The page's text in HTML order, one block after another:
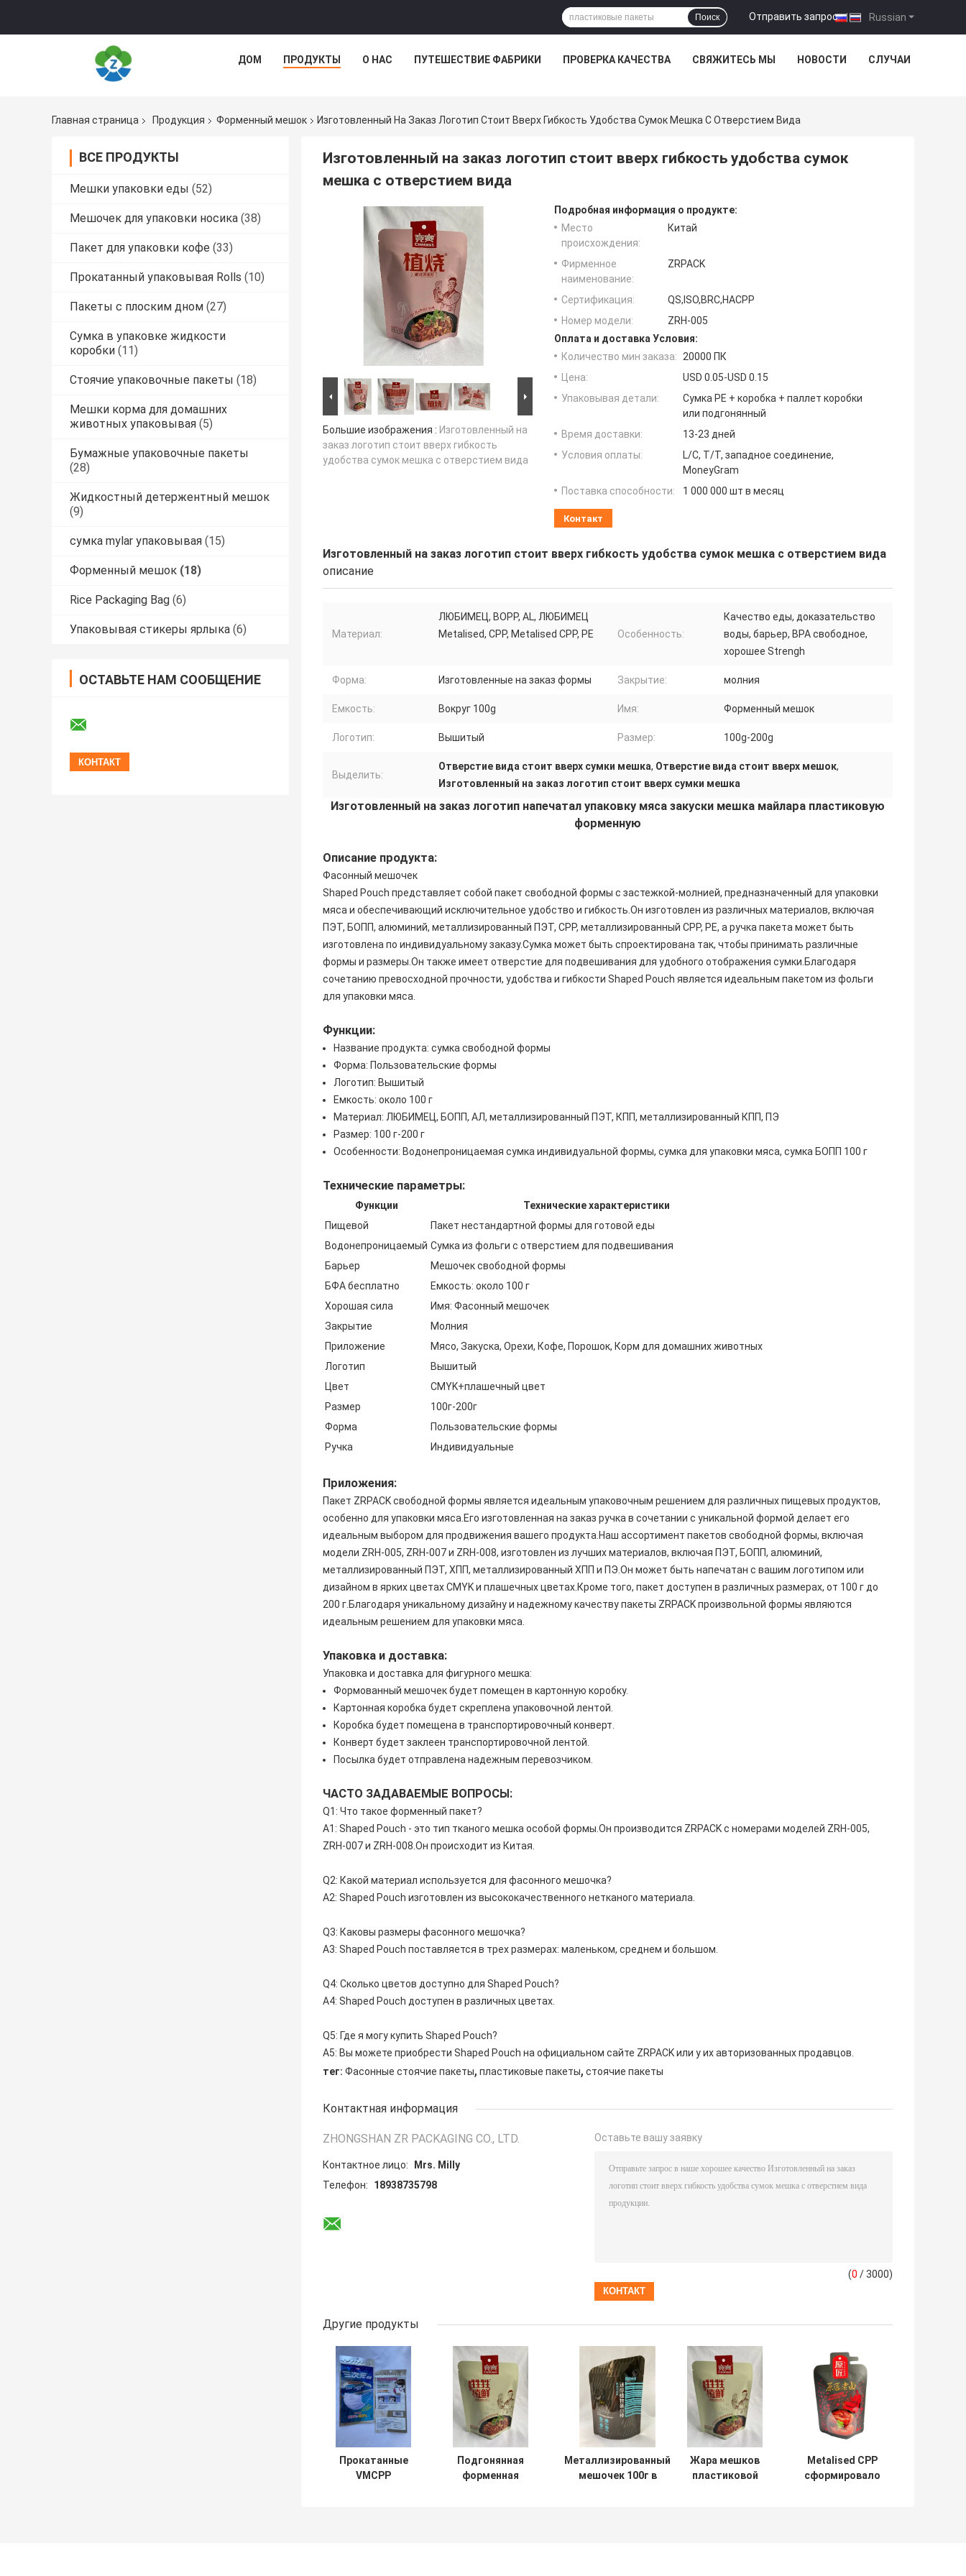
Russian
Отправить запрос |
Поиск
ДОМ ПРОДУКТЫ О НАС ПУТЕШЕСТВИЕ ФАБРИКИ ПРОВЕРКА КАЧЕСТВА СВЯЖИТЕСЬ МЫ НОВОСТИ СЛУЧАИ
Главная страница Продукция Форменный мешок Изготовленный На Заказ Логотип Стоит Вверх Гибкость Удобства Сумок Мешка С Отверстием Вида
ВСЕ ПРОДУКТЫ
Мешки упаковки еды (52)
Мешочек для упаковки носика (38)
Пакет для упаковки кофе (33)
Прокатанный упаковывая Rolls (10)
Пакеты с плоским дном (27)
Сумка в упаковке жидкости
коробки (11)
Стоячие упаковочные пакеты (18)
Мешки корма для домашних
животных упаковывая (5)
Бумажные упаковочные пакеты
(28)
Жидкостный детержентный мешок
(9)
сумка mylar упаковывая (15)
Форменный мешок (18)
Rice Packaging Bag (6)
Упаковывая стикеры ярлыка (6)
ОСТАВЬТЕ НАМ СООБЩЕНИЕ
Изготовленный на заказ логотип стоит вверх гибкость удобства сумок
мешка с отверстием вида
Большие изображения : Изготовленный на
заказ логотип стоит вверх гибкость
удобства сумок мешка с отверстием вида
Подробная информация о продукте:
Место
происхождения:
Китай
Фирменное
наименование:
ZRPACK
Сертификация:
QS,ISO,BRC,HACPP
Номер модели:
ZRH-005
Оплата и доставка Условия:
Количество мин заказа: 20000 ПК
Цена:
USD 0.05-USD 0.15
Упаковывая детали:
Сумка PE + коробка + паллет коробки
или подгонянный
Время доставки:
13-23 дней
Условия оплаты:
L/C, T/T, западное соединение,
MoneyGram
Поставка способности:
1 000 000 шт в месяц
Контакт
Изготовленный на заказ логотип стоит вверх гибкость удобства сумок мешка с отверстием вида
описание
Материал:
ЛЮБИМЕЦ, BOPP, AL, ЛЮБИМЕЦ
Metalised, CPP, Metalised CPP, PE
Особенность:
Качество еды, доказательство
воды, барьер, BPA свободное,
хорошее Strengh
Форма: Изготовленные на заказ формы Закрытие: молния
Емкость: Вокруг 100g Имя: Форменный мешок
Логотип: Вышитый Размер: 100g-200g
Выделить:
Отверстие вида стоит вверх сумки мешка, Отверстие вида стоит вверх мешок,
Изготовленный на заказ логотип стоит вверх сумки мешка
Изготовленный на заказ логотип напечатал упаковку мяса закуски мешка майлара пластиковую
форменную
Описание продукта:
Фасонный мешочек
Shaped Pouch представляет собой пакет свободной формы с застежкой-молнией, предназначенный для упаковки
мяса и обеспечивающий исключительное удобство и гибкость.Он изготовлен из различных материалов, включая
ПЭТ, БОПП, алюминий, металлизированный ПЭТ, CPP, металлизированный CPP, PE, а ручка пакета может быть
изготовлена ​​по индивидуальному заказу.Сумка может быть спроектирована так, чтобы принимать различные
формы и размеры.Он также имеет отверстие для подвешивания для удобного отображения сумки.Благодаря
сочетанию превосходной прочности, удобства и гибкости Shaped Pouch является идеальным пакетом из фольги
для упаковки мяса.
Функции:
Название продукта: сумка свободной формы
Форма: Пользовательские формы
Логотип: Вышитый
Емкость: около 100 г
Материал: ЛЮБИМЕЦ, БОПП, АЛ, металлизированный ПЭТ, КПП, металлизированный КПП, ПЭ
Размер: 100 г-200 г
Особенности: Водонепроницаемая сумка индивидуальной формы, сумка для упаковки мяса, сумка БОПП 100 г
Технические параметры:
Функции
Технические характеристики
Пищевой
Пакет нестандартной формы для готовой еды
Водонепроницаемый Сумка из фольги с отверстием для подвешивания
Барьер
Мешочек свободной формы
БФА бесплатно
Емкость: около 100 г
Хорошая сила
Имя: Фасонный мешочек
Закрытие
Молния
Приложение
Мясо, Закуска, Орехи, Кофе, Порошок, Корм ​​для домашних животных
Логотип
Вышитый
Цвет
CMYK+плашечный цвет
Размер
100г-200г
Форма
Пользовательские формы
Ручка
Индивидуальные
Приложения:
Пакет ZRPACK свободной формы является идеальным упаковочным решением для различных пищевых продуктов,
особенно для упаковки мяса.Его изготовленная на заказ ручка в сочетании с уникальной формой делает его
идеальным выбором для продвижения вашего продукта.Наш ассортимент пакетов свободной формы, включая
модели ZRH-005, ZRH-007 и ZRH-008, изготовлен из лучших материалов, включая ПЭТ, БОПП, алюминий,
металлизированный ПЭТ, ХПП, металлизированный ХПП и ПЭ.Он может быть напечатан с вашим логотипом или
дизайном в ярких цветах CMYK и плашечных цветах.Кроме того, пакет доступен в различных размерах, от 100 г до
200 г.Благодаря уникальному дизайну и надежному качеству пакеты ZRPACK произвольной формы являются
идеальным решением для упаковки мяса.
Упаковка и доставка:
Упаковка и доставка для фигурного мешка:
Формованный мешочек будет помещен в картонную коробку.
Картонная коробка будет скреплена упаковочной лентой.
Коробка будет помещена в транспортировочный конверт.
Конверт будет заклеен транспортировочной лентой.
Посылка будет отправлена ​​надежным перевозчиком.
ЧАСТО ЗАДАВАЕМЫЕ ВОПРОСЫ:
Q1: Что такое форменный пакет?
A1: Shaped Pouch - это тип тканого мешка особой формы.Он производится ZRPACK с номерами моделей ZRH-005,
ZRH-007 и ZRH-008.Он происходит из Китая.
Q2: Какой материал используется для фасонного мешочка?
A2: Shaped Pouch изготовлен из высококачественного нетканого материала.
Q3: Каковы размеры фасонного мешочка?
A3: Shaped Pouch поставляется в трех размерах: маленьком, среднем и большом.
Q4: Сколько цветов доступно для Shaped Pouch?
A4: Shaped Pouch доступен в различных цветах.
Q5: Где я могу купить Shaped Pouch?
A5: Вы можете приобрести Shaped Pouch на официальном сайте ZRPACK или у их авторизованных продавцов.
тег: Фасонные стоячие пакеты, пластиковые пакеты, стоячие пакеты
Контактная информация
ZHONGSHAN ZR PACKAGING CO., LTD.
Контактное лицо:
Mrs. Milly
Телефон:
18938735798
Оставьте вашу заявку
(0 / 3000)
Другие продукты
Прокатанные
VMCPP
Подгонянная
форменная
Металлизированный
мешочек 100г в
Жара мешков
пластиковой
Metalised CPP
сформировало